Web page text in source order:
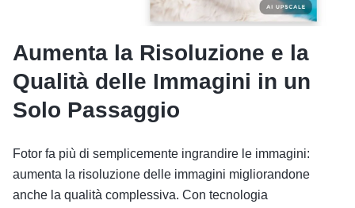
Aumenta la Risoluzione e la
Qualità delle Immagini in un
Solo Passaggio
Fotor fa più di semplicemente ingrandire le immagini:
aumenta la risoluzione delle immagini migliorandone
anche la qualità complessiva. Con tecnologia